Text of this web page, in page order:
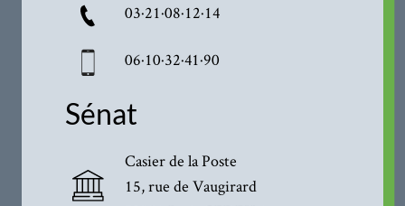
03·21·08·12·14
06·10·32·41·90
Sénat
Casier de la Poste
15, rue de Vaugirard